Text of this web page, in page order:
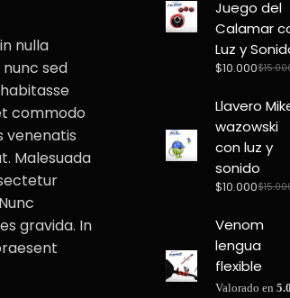
nulla
sed
commodo
venenatis
Malesuada
gravida. In
Juego del
Calamar
Luz y
$
was:
$10.000
is:
Llavero
wazowski
con luz y
sonido
$
was:
$10.000
is:
Venom
lengua
flexible
Valorado en